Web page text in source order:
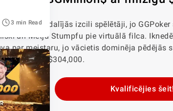
turnīrā piedalījās izcili spēlētāji, jo GGPoker
un Metjū Stumpfu pie virtuālā filca.
par meistaru, jo vācietis dominēja pēdējās
vairāk nekā $304,000.
Kvalificējies
3 min Read